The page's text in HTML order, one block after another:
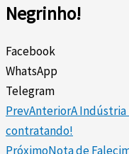
Negrinho!
Facebook
WhatsApp
Telegram
PrevAnteriorA Indústria
contratando!
PróximoNota de